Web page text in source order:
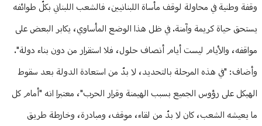
وقفة وطنية في محاولة لوقف مأساة اللبنانيين، فالشعب اللبناني بكلّ طوائفه
يستحق حياة كريمة وآمنة. في ظل هذا الوضع المأساوي، يكابر البعض على
مواقفه، والأيام ليست أيام أنصاف حلول، فلا استقرار من دون بناء دولة".
وأضاف: "‏في هذه المرحلة بالتحديد، لا بدّ من استعادة الدولة بعد سقوط
الهيكل على رؤوس الجميع بسبب الهيمنة وقرار الحرب"، معتبرا انه "‏أمام كل
ما يعيشه الشعب، كان لا بدّ من لقاء، موقف، ومبادرة، وخارطة طريق